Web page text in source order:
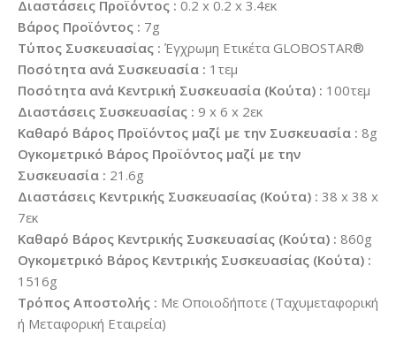
Διαστάσεις Προϊόντος : 0.2 x 0.2 x 3.4εκ
Βάρος Προϊόντος : 7g
Τύπος Συσκευασίας : Έγχρωμη Ετικέτα GLOBOSTAR®
Ποσότητα ανά Συσκευασία : 1τεμ
Ποσότητα ανά Κεντρική Συσκευασία (Κούτα) : 100τεμ
Διαστάσεις Συσκευασίας : 9 x 6 x 2εκ
Καθαρό Βάρος Προϊόντος μαζί με την Συσκευασία : 8g
Ογκομετρικό Βάρος Προϊόντος μαζί με την
Συσκευασία : 21.6g
Διαστάσεις Κεντρικής Συσκευασίας (Κούτα) : 38 x 38 x
7εκ
Καθαρό Βάρος Κεντρικής Συσκευασίας (Κούτα) : 860g
Ογκομετρικό Βάρος Κεντρικής Συσκευασίας (Κούτα) :
1516g
Τρόπος Αποστολής : Με Οποιοδήποτε (Ταχυμεταφορική
ή Μεταφορική Εταιρεία)